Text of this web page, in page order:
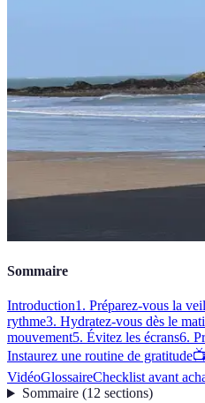
Sommaire
Introduction1. Préparez-vous la
rythme3. Hydratez-vous dès le
mouvement5. Évitez les écrans6.
Instaurez une routine de gratitude
VidéoGlossaireChecklist avant
Sommaire(12 sections)